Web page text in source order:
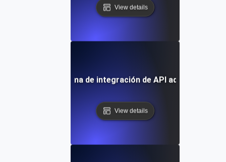
View details
elegir la plataforma de integración de API adecuada
View details